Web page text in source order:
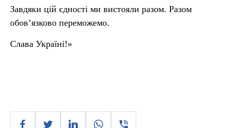
Завдяки цій єдності ми вистояли разом. Разом
обов’язково переможемо.
Слава Україні!»